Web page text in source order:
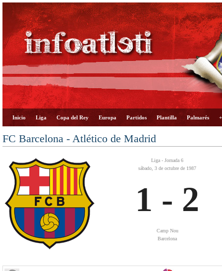
Inicio Liga Copa del Rey Europa Partidos Plantilla Palmarés
FC Barcelona - Atlético de Madrid
Liga - Jornada 6
sábado, 3 de octubre de 1987
1 - 2
Camp Nou
Barcelona